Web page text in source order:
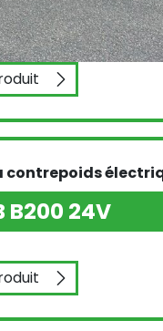
YALE GLP40 VX
contrepoids
B200 24V
CESAB B200 24V